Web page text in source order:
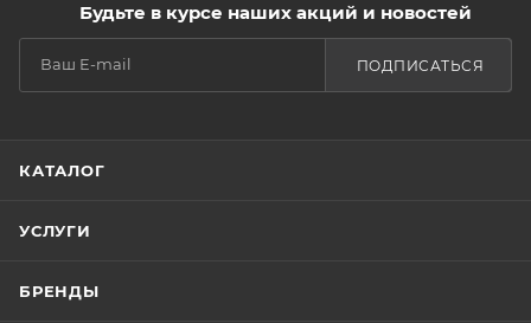
Будьте в курсе наших акций и новостей
ПОДПИСАТЬСЯ
КАТАЛОГ
УСЛУГИ
БРЕНДЫ